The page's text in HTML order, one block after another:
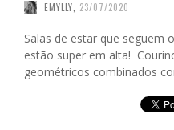
EMYLLY 23/07/2020
Salas de estar que seguem
estão super em alta!
geométricos combinados